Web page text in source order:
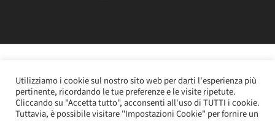
Angelo Frigerio -Cookie Policy–Privacy Policy- P.IVA
0362610964
Utilizziamo i cookie sul nostro sito web per darti l'esperienza più
pertinente, ricordando le tue preferenze e le visite ripetute.
Cliccando su "Accetta tutto", acconsenti all'uso di TUTTI i cookie.
Tuttavia, è possibile visitare "Impostazioni Cookie" per fornire un